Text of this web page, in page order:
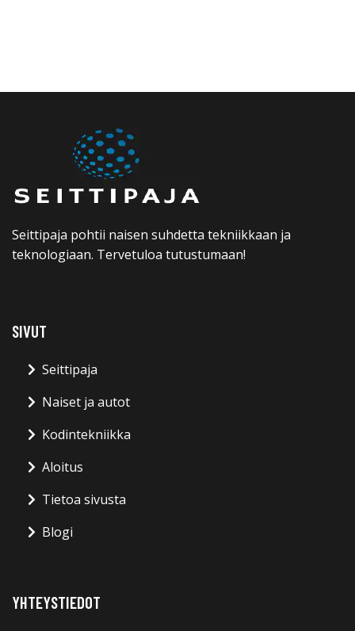
Seittipaja pohtii naisen suhdetta tekniikkaan ja
teknologiaan. Tervetuloa tutustumaan!
SIVUT
Seittipaja
Naiset ja autot
Kodintekniikka
Aloitus
Tietoa sivusta
Blogi
YHTEYSTIEDOT